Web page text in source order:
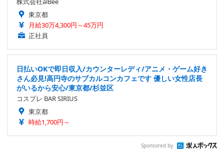
東京都
月給30万4,300円～45万円
正社員
日払いOKで即日収入/カウンターレディ/アニメ・ゲーム好き
さん必見!高円寺のサブカルコンカフェです 優しい女性店長
がいるから安心/東京都/杉並区
コスプレ BAR SIRIUS
東京都
時給1,700円～
Sponsored by